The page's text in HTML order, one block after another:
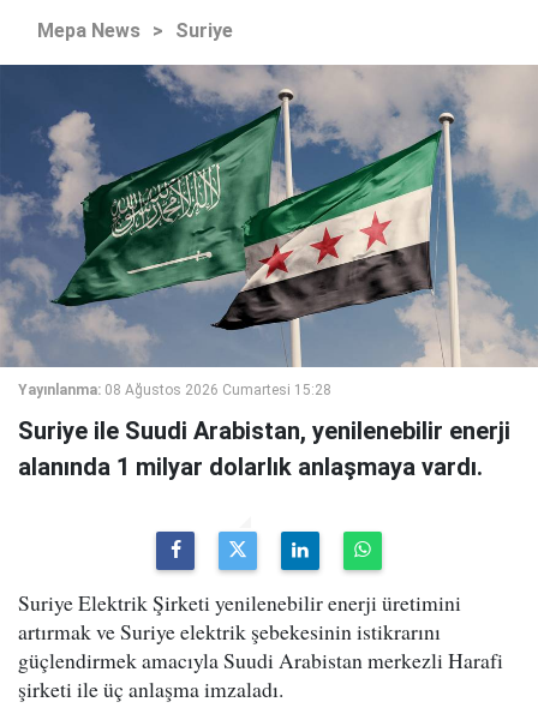
Mepa News > Suriye
Yayınlanma: 08 Ağustos 2026 Cumartesi 15:28
Suriye ile Suudi Arabistan, yenilenebilir enerji
alanında 1 milyar dolarlık anlaşmaya vardı.
Suriye Elektrik Şirketi yenilenebilir enerji üretimini
artırmak ve Suriye elektrik şebekesinin istikrarını
güçlendirmek amacıyla Suudi Arabistan merkezli Harafi
şirketi ile üç anlaşma imzaladı.